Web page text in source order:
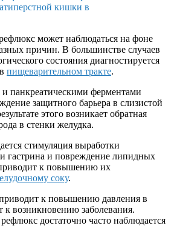
кишки в
может наблюдаться на фоне
причин. В большинстве случаев
состояния диагностируется
пищеварительном тракте.
панкреатическими ферментами
защитного барьера в слизистой
этого возникает обратная
в стенки желудка.
стимуляция выработки
гастрина и повреждение липидных
к повышению их
соку.
к повышению давления в
к возникновению заболевания.
достаточно часто наблюдается